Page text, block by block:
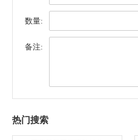
数量:
备注:
热门搜索